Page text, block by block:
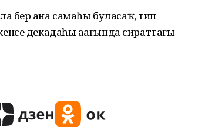
аҙна самаһы буласаҡ, тип
декадаһы аҙағында сираттағы